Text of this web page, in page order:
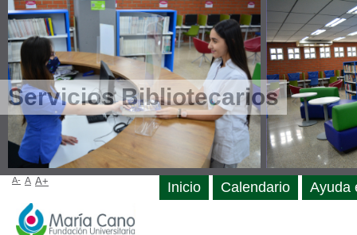
Servicios Bibliotecarios
Inicio Calendario Ayuda
A- A A+